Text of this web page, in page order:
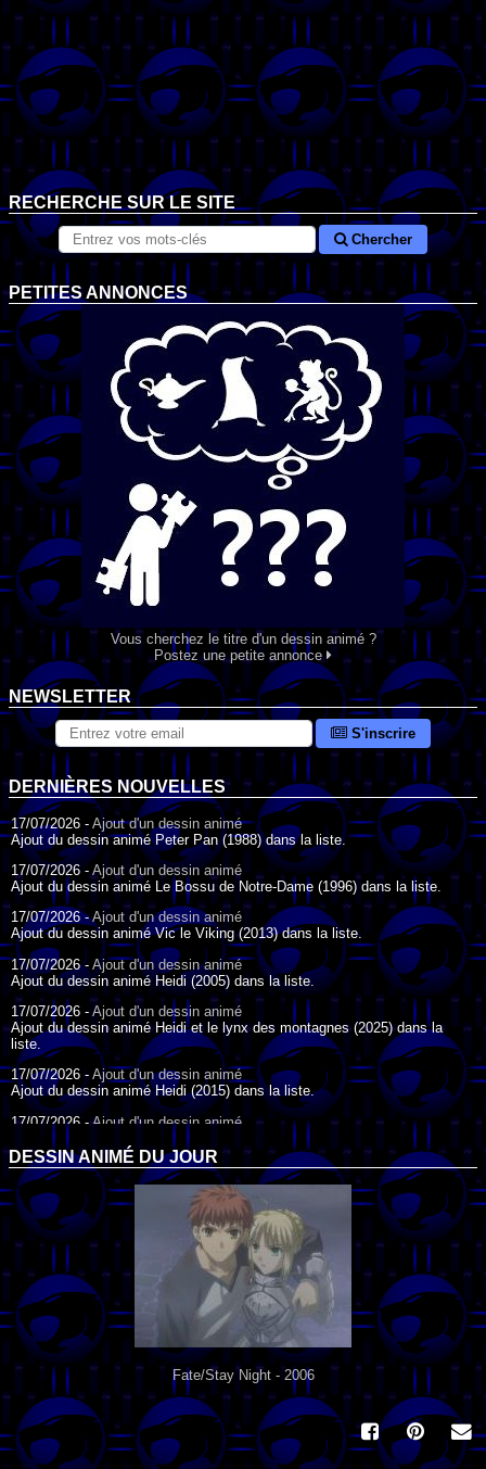
RECHERCHE SUR LE SITE
Chercher
PETITES ANNONCES
Vous cherchez le titre d'un dessin animé ?
Postez une petite annonce
NEWSLETTER
S'inscrire
DERNIÈRES NOUVELLES
17/07/2026 - Ajout d'un dessin animé
Ajout du dessin animé Peter Pan (1988) dans la liste.
17/07/2026 -Ajout d'un dessin animé
Ajout du dessin animé Le Bossu de Notre-Dame (1996) dans la liste.
17/07/2026 -Ajout d'un dessin animé
Ajout du dessin animé Vic le Viking (2013) dans la liste.
17/07/2026 - Ajout d'un dessin animé
Ajout du dessin animé Heidi (2005) dans la liste.
17/07/2026 - Ajout d'un dessin animé
Ajout du dessin animé Heidi et le lynx des montagnes (2025) dans la
liste.
17/07/2026 - Ajout d'un dessin animé
Ajout du dessin animé Heidi (2015) dans la liste.
17/07/2026 -Ajout d'un dessin animé
Ajout du dessin animé Heidi (1995) dans la liste.
09/07/2026 -Ajout d'un dessin animé
Ajout du dessin animé Genki l'Aventurier de la Chance (2006) dans la
liste.
04/07/2026 -Ajout d'un dessin animé
Ajout du dessin animé Vilain Petit Canard (2000) dans la liste.
04/07/2026 -
Ajout d'un dessin animé
Ajout du dessin animé Le Noël du vilain petit canard (2003) dans la liste.
DESSIN ANIMÉ DU JOUR
Fate/Stay Night - 2006